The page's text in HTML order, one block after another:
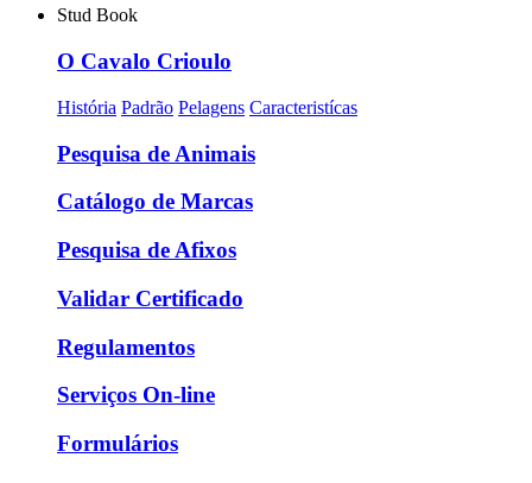
Stud Book
O Cavalo Crioulo
História Padrão Pelagens Caracteristícas
Pesquisa de Animais
Catálogo de Marcas
Pesquisa de Afixos
Validar Certificado
Regulamentos
Serviços On-line
Formulários